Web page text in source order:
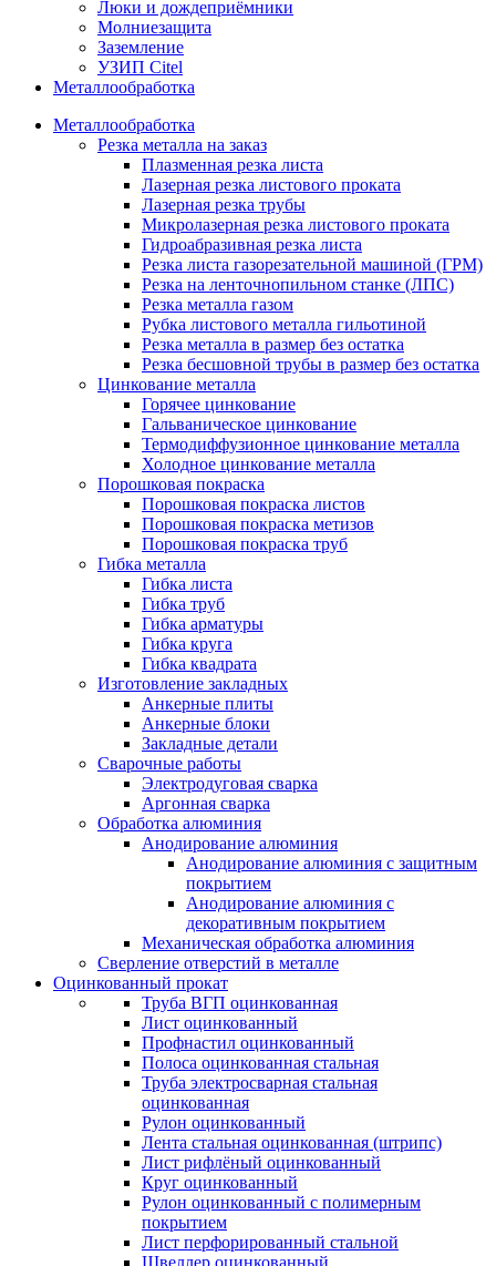
Люки и дождеприёмники
Молниезащита
Заземление
УЗИП Citel
Металлообработка
Металлообработка
Резка металла на заказ
Плазменная резка листа
Лазерная резка листового проката
Лазерная резка трубы
Микролазерная резка листового проката
Гидроабразивная резка листа
Резка листа газорезательной машиной (ГРМ)
Резка на ленточнопильном станке (ЛПС)
Резка металла газом
Рубка листового металла гильотиной
Резка металла в размер без остатка
Резка бесшовной трубы в размер без остатка
Цинкование металла
Горячее цинкование
Гальваническое цинкование
Термодиффузионное цинкование металла
Холодное цинкование металла
Порошковая покраска
Порошковая покраска листов
Порошковая покраска метизов
Порошковая покраска труб
Гибка металла
Гибка листа
Гибка труб
Гибка арматуры
Гибка круга
Гибка квадрата
Изготовление закладных
Анкерные плиты
Анкерные блоки
Закладные детали
Сварочные работы
Электродуговая сварка
Аргонная сварка
Обработка алюминия
Анодирование алюминия
Анодирование алюминия с защитным
покрытием
Анодирование алюминия с
декоративным покрытием
Механическая обработка алюминия
Сверление отверстий в металле
Оцинкованный прокат
Труба ВГП оцинкованная
Лист оцинкованный
Профнастил оцинкованный
Полоса оцинкованная стальная
Труба электросварная стальная
оцинкованная
Рулон оцинкованный
Лента стальная оцинкованная (штрипс)
Лист рифлёный оцинкованный
Круг оцинкованный
Рулон оцинкованный с полимерным
покрытием
Лист перфорированный стальной
Швеллер оцинкованный